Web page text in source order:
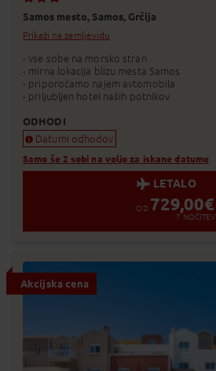
Samos mesto, Samos, Grčija
Prikaži na zemljevidu
- vse sobe na morsko stran
- mirna lokacija blizu mesta Samos
- priporočamo najem avtomobila
- priljubljen hotel naših potnikov
ODHODI
Datumi odhodov
Samo še 2 sobi na voljo za iskane datume
LETALO
OD 729,00€
7 NOČITEV
Akcijska cena